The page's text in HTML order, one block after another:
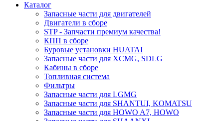
Каталог
Запасные части для двигателей
Двигатели в сборе
STP - Запчасти премиум качества!
КПП в сборе
Буровые установки HUATAI
Запасные части для XCMG, SDLG
Кабины в сборе
Топливная система
Фильтры
Запасные части для LGMG
Запасные части для SHANTUI, KOMATSU
Запасные части для HOWO A7, HOWO